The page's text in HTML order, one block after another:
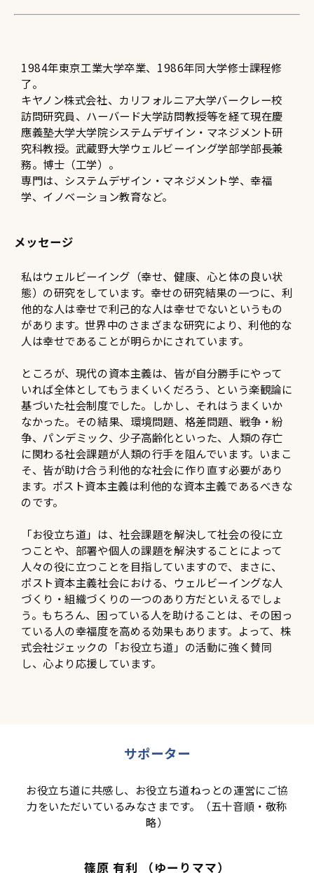
1984年東京工業大学卒業、1986年同大学修士課程修
了。
キヤノン株式会社、カリフォルニア大学バークレー校
訪問研究員、ハーバード大学訪問教授等を経て現在慶
應義塾大学大学院システムデザイン・マネジメント研
究科教授。武蔵野大学ウェルビーイング学部学部長兼
務。博士（工学）。
専門は、システムデザイン・マネジメント学、幸福
学、イノベーション教育など。
メッセージ
私はウェルビーイング（幸せ、健康、心と体の良い状
態）の研究をしています。幸せの研究結果の一つに、利
他的な人は幸せで利己的な人は幸せでないというもの
があります。世界中のさまざまな研究により、利他的な
人は幸せであることが明らかにされています。
ところが、現代の資本主義は、皆が自分勝手にやって
いれば全体としてもうまくいくだろう、という楽観論に
基づいた社会制度でした。しかし、それはうまくいか
なかった。その結果、環境問題、格差問題、戦争・紛
争、パンデミック、少子高齢化といった、人類の存亡
に関わる社会課題が人類の行手を阻んでいます。いまこ
そ、皆が助け合う利他的な社会に作り直す必要があり
ます。ポスト資本主義は利他的な資本主義であるべきな
のです。
「お役立ち道」は、社会課題を解決して社会の役に立
つことや、部署や個人の課題を解決することによって
人々の役に立つことを目指していますので、まさに、
ポスト資本主義社会における、ウェルビーイングな人
づくり・組織づくりの一つのあり方だといえるでしょ
う。もちろん、困っている人を助けることは、その困っ
ている人の幸福度を高める効果もあります。よって、株
式会社ジェックの「お役立ち道」の活動に強く賛同
し、心より応援しています。
サポーター
お役立ち道に共感し、お役立ち道ねっとの運営にご協
力をいただいているみなさまです。（五十音順・敬称
略）
篠原 有利 （ゆーりママ）